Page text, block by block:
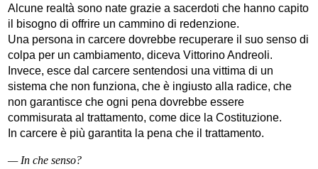
Alcune realtà sono nate grazie a sacerdoti che hanno capito
il bisogno di offrire un cammino di redenzione.
Una persona in carcere dovrebbe recuperare il suo senso di
colpa per un cambiamento, diceva Vittorino Andreoli.
Invece, esce dal carcere sentendosi una vittima di un
sistema che non funziona, che è ingiusto alla radice, che
non garantisce che ogni pena dovrebbe essere
commisurata al trattamento, come dice la Costituzione.
In carcere è più garantita la pena che il trattamento.
— In che senso?